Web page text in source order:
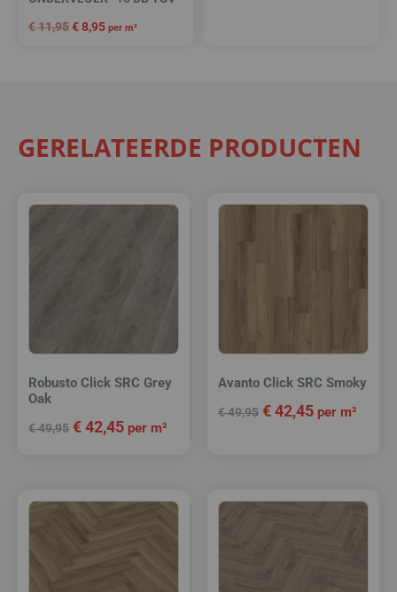
€11,95€8,95 per m²
GERELATEERDE PRODUCTEN
Robusto Click SRC Grey
Oak
€49,95 €42,45 per m²
Avanto Click SRC Smoky
€49,95 €42,45 per m²